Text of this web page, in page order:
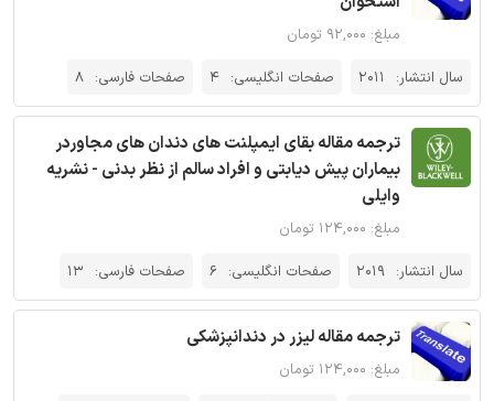
مبلغ: ۹۲,۰۰۰ تومان
سال انتشار:
2011 صفحات انگلیسی: 4 صفحات فارسی: 8
ترجمه مقاله بقای ایمپلنت های دندان های مجاوردر
بیماران پیش دیابتی و افراد سالم از نظر بدنی - نشریه
وایلی
مبلغ: ۱۲۴,۰۰۰ تومان
سال انتشار: 2019 صفحات انگلیسی: 6 صفحات فارسی: 13
ترجمه مقاله لیزر در دندانپزشکی
مبلغ: ۱۲۴,۰۰۰ تومان